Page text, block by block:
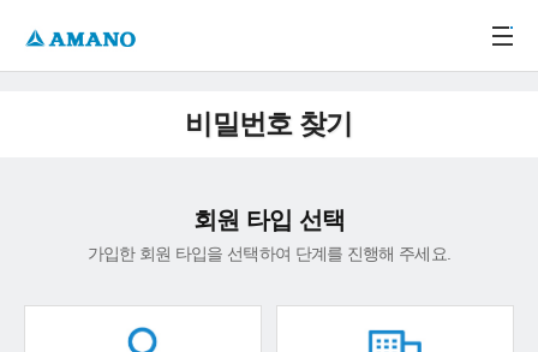
비밀번호 찾기
회원 타입 선택
가입한 회원 타입을 선택하여 단계를 진행해 주세요.